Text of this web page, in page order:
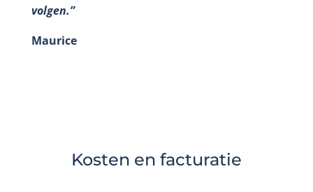
volgen.”
Maurice
Kosten en facturatie